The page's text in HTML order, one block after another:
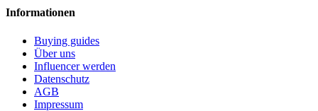
Informationen
Buying guides
Über uns
Influencer werden
Datenschutz
AGB
Impressum